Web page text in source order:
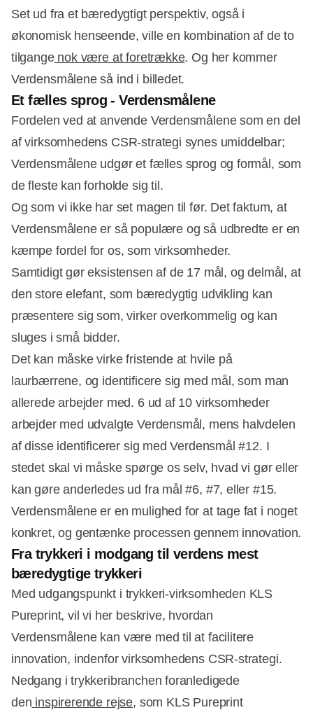
Set ud fra et bæredygtigt perspektiv, også i
økonomisk henseende, ville en kombination af de to
tilgangenok være at foretrække. Og her kommer
Verdensmålene så ind i billedet.
Et fælles sprog - Verdensmålene
Fordelen ved at anvende Verdensmålene som en del
af virksomhedens CSR-strategi synes umiddelbar;
Verdensmålene udgør et fælles sprog og formål, som
de fleste kan forholde sig til.
Og som vi ikke har set magen til før. Det faktum, at
Verdensmålene er så populære og så udbredte er en
kæmpe fordel for os, som virksomheder.
Samtidigt gør eksistensen af de 17 mål, og delmål, at
den store elefant, som bæredygtig udvikling kan
præsentere sig som, virker overkommelig og kan
sluges i små bidder.
Det kan måske virke fristende at hvile på
laurbærrene, og identificere sig med mål, som man
allerede arbejder med. 6 ud af 10 virksomheder
arbejder med udvalgte Verdensmål, mens halvdelen
af disse identificerer sig med Verdensmål #12. I
stedet skal vi måske spørge os selv, hvad vi gør eller
kan gøre anderledes ud fra mål #6, #7, eller #15.
Verdensmålene er en mulighed for at tage fat i noget
konkret, og gentænke processen gennem innovation.
Fra trykkeri i modgang til verdens mest
bæredygtige trykkeri
Med udgangspunkt i trykkeri-virksomheden KLS
Pureprint, vil vi her beskrive, hvordan
Verdensmålene kan være med til at facilitere
innovation, indenfor virksomhedens CSR-strategi.
Nedgang i trykkeribranchen foranledigede
den inspirerende rejse, som KLS Pureprint